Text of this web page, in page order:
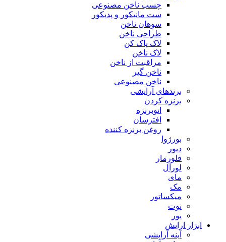
چسب ناخن مصنوعی
ست مانیکور و پدیکور
سوهان ناخن
طراحی ناخن
لاک پاک کن
لاک ناخن
مراقبت از ناخن
ناخن گیر
ناخن مصنوعی
برندهای آرایشی
برنزه کردن
اتوبرنزه
افترسان
روغن برنزه کننده
بورژوا
دیور
فلورمار
لورآل
مای
مک
میکساتور
نوت
یور
ابزار ارایش
آینه آرایشی